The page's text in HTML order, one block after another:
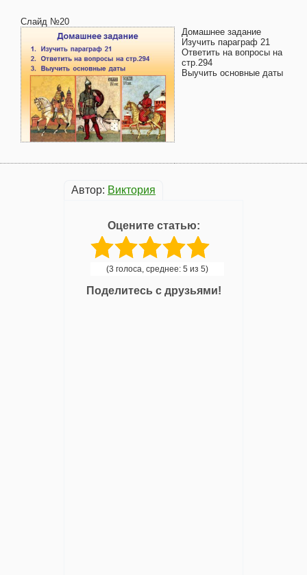
Слайд №20
Домашнее задание
Изучить параграф 21
Ответить на вопросы на
стр.294
Выучить основные даты
Автор: Виктория
Оцените статью:
(3 голоса, среднее: 5 из 5)
Поделитесь с друзьями!